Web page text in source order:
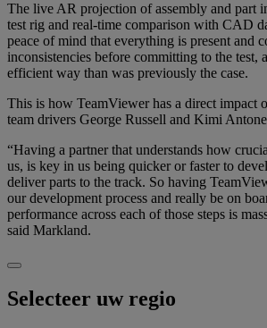
The live AR projection of assembly and part
test rig and real-time comparison with CAD
peace of mind that everything is present and
inconsistencies before committing to the test,
efficient way than was previously the case.
This is how TeamViewer has a direct impact
team drivers George Russell and Kimi
“Having a partner that understands how
us, is key in us being quicker or faster to
deliver parts to the track. So having
our development process and really be on
performance across each of those steps is
said Markland.
Selecteer uw regio